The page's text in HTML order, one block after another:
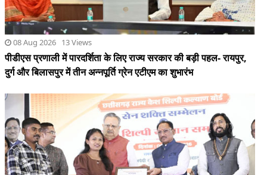
08 Aug 2026 13 Views
पीडीएस प्रणाली में पारदर्शिता के लिए राज्य सरकार की बड़ी पहल- रायपुर,
दुर्ग और बिलासपुर में तीन अन्नपूर्ति ग्रेन एटीएम का शुभारंभ